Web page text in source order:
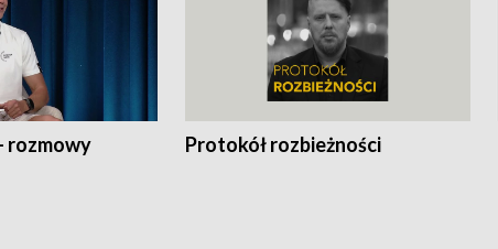
rozmowy Protokół rozbieżności